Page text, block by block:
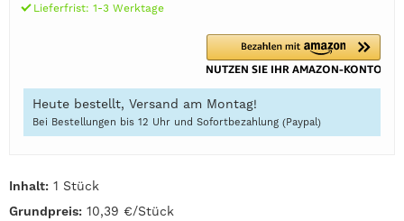
Inhalt: 1 Stück
Grundpreis: 10,39 €/Stück
Lieferfrist: 1-3 Werktage
Heute bestellt, Versand am Montag!
Bei Bestellungen bis 12 Uhr und Sofortbezahlung (Paypal)